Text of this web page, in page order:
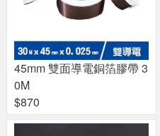
45mm 雙面導電銅箔膠帶 3
0M
$870